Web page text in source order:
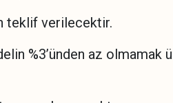
teklif verilecektir.
%3’ünden az